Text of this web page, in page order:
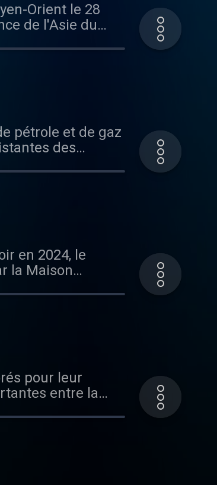
de l'Asie du
des
des
leur
la Maison
étatsunien
entre la